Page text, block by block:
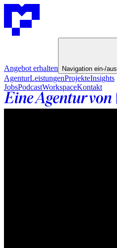
Angebot erhalten Navigation ein-/
AgenturLeistungenProjekteInsights
JobsPodcastWorkspaceKontakt